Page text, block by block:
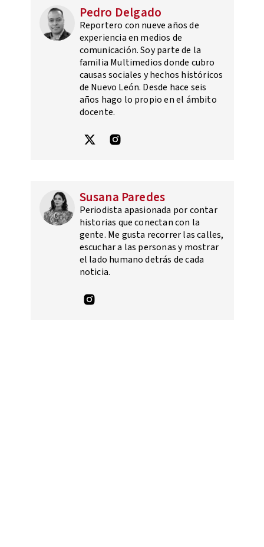
Pedro Delgado
Reportero con nueve años de
experiencia en medios de
comunicación. Soy parte de la
familia Multimedios donde cubro
causas sociales y hechos históricos
de Nuevo León. Desde hace seis
años hago lo propio en el ámbito
docente.
Susana Paredes
Periodista apasionada por contar
historias que conectan con la
gente. Me gusta recorrer las calles,
escuchar a las personas y mostrar
el lado humano detrás de cada
noticia.